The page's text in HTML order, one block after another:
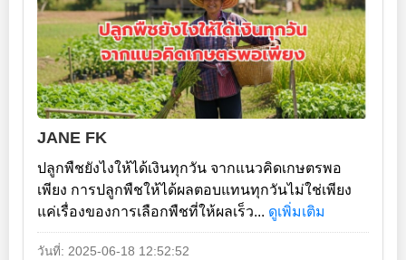
JANE FK
ปลูกพืชยังไงให้ได้เงินทุกวัน จากแนวคิดเกษตรพอ
เพียง การปลูกพืชให้ได้ผลตอบแทนทุกวันไม่ใช่เพียง
แค่เรื่องของการเลือกพืชที่ให้ผลเร็ว... ดูเพิ่มเติม
วันที่: 2025-06-18 12:52:52